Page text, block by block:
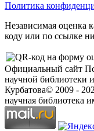
Политика
Независимая оценка
коду или по ссылке
Официальный сайт
научной библиотеки
Курбатова© 2009 -
научная библиотека